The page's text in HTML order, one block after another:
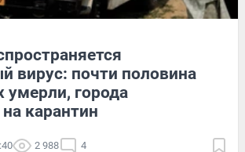
вирус: почти половина
умерли, города
карантин
2 988 4